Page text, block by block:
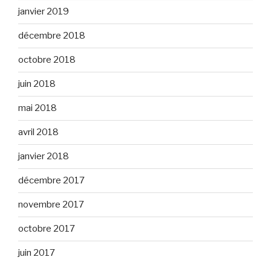
janvier 2019
décembre 2018
octobre 2018
juin 2018
mai 2018
avril 2018
janvier 2018
décembre 2017
novembre 2017
octobre 2017
juin 2017